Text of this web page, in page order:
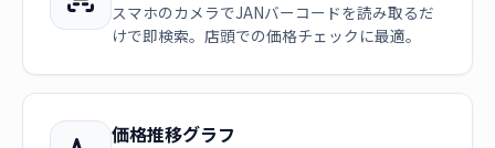
スマホのカメラでJANバーコードを読み取るだ
けで即検索。店頭での価格チェックに最適。
価格推移グラフ